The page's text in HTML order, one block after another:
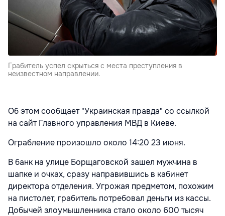
Грабитель успел скрыться с места преступления в
неизвестном направлении.
Об этом сообщает "Украинская правда" со ссылкой
на сайт Главного управления МВД в Киеве.
Ограбление произошло около 14:20 23 июня.
В банк на улице Борщаговской зашел мужчина в
шапке и очках, сразу направившись в кабинет
директора отделения. Угрожая предметом, похожим
на пистолет, грабитель потребовал деньги из кассы.
Добычей злоумышленника стало около 600 тысяч